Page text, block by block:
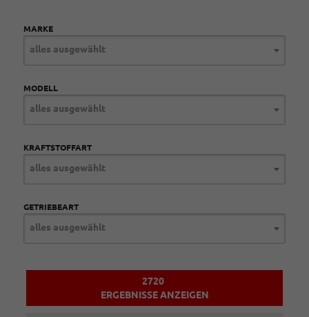
MARKE
alles ausgewählt
MODELL
alles ausgewählt
KRAFTSTOFFART
alles ausgewählt
GETRIEBEART
alles ausgewählt
2720
ERGEBNISSE ANZEIGEN